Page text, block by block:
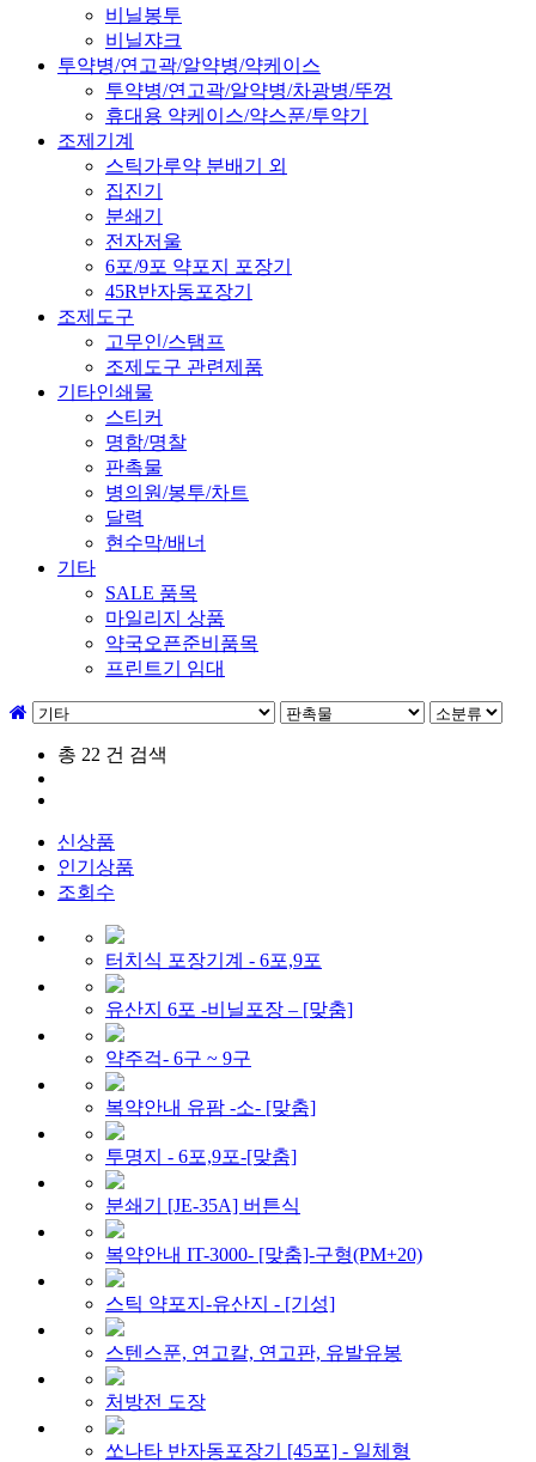
비닐봉투
비닐쟈크
투약병/연고곽/알약병/약케이스
투약병/연고곽/알약병/차광병/뚜껑
휴대용 약케이스/약스푼/투약기
조제기계
스틱가루약 분배기 외
집진기
분쇄기
전자저울
6포/9포 약포지 포장기
45R반자동포장기
조제도구
고무인/스탬프
조제도구 관련제품
기타인쇄물
스티커
명함/명찰
판촉물
병의원/봉투/차트
달력
현수막/배너
기타
SALE 품목
마일리지 상품
약국오픈준비품목
프린트기 임대
총 22 건 검색
신상품
인기상품
조회수
터치식 포장기계 - 6포,9포
유산지 6포 -비닐포장 – [맞춤]
약주걱- 6구 ~ 9구
복약안내 유팜 -소- [맞춤]
투명지 - 6포,9포-[맞춤]
분쇄기 [JE-35A] 버튼식
복약안내 IT-3000- [맞춤]-구형(PM+20)
스틱 약포지-유산지 - [기성]
스텐스푼, 연고칼, 연고판, 유발유봉
처방전 도장
쏘나타 반자동포장기 [45포] - 일체형